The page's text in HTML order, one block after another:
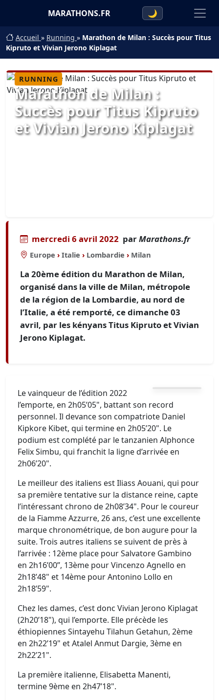
MARATHONS.FR 🌙
Accueil » Running » Marathon de Milan : Succès pour Titus
Kipruto et Vivian Jerono Kiplagat
RUNNING
Marathon de Milan :
Succès pour Titus Kipruto
et Vivian Jerono Kiplagat
mercredi 6 avril 2022 parMarathons.fr
Europe › Italie › Lombardie › Milan
La 20ème édition du Marathon de Milan,
organisé dans la ville de Milan, métropole
de la région de la Lombardie, au nord de
l’Italie, a été remporté, ce dimanche 03
avril, par les kényans Titus Kipruto et Vivian
Jerono Kiplagat.
Le vainqueur de l’édition 2022
l’emporte, en 2h05’05", battant son record
personnel. Il devance son compatriote Daniel
Kipkore Kibet, qui termine en 2h05’20". Le
podium est complété par le tanzanien Alphonce
Felix Simbu, qui franchit la ligne d’arrivée en
2h06’20".
Le meilleur des italiens est Iliass Aouani, qui pour
sa première tentative sur la distance reine, capte
l’intéressant chrono de 2h08’34". Pour le coureur
de la Fiamme Azzurre, 26 ans, c’est une excellente
marque chronométrique, de bon augure pour la
suite. Trois autres italiens se suivent de près à
l’arrivée : 12ème place pour Salvatore Gambino
en 2h16’00’’, 13ème pour Vincenzo Agnello en
2h18’48" et 14ème pour Antonino Lollo en
2h18’59".
Chez les dames, c’est donc Vivian Jerono Kiplagat
(2h20’18"), qui l’emporte. Elle précède les
éthiopiennes Sintayehu Tilahun Getahun, 2ème
en 2h22’19" et Atalel Anmut Dargie, 3ème en
2h22’21".
La première italienne, Elisabetta Manenti,
termine 9ème en 2h47’18".